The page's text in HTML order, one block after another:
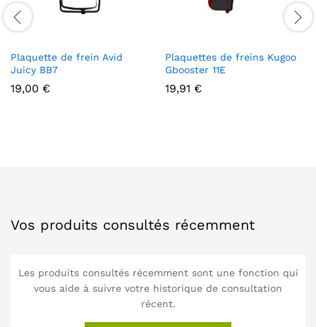
Plaquette de frein Avid
Juicy BB7
19,00 €
Plaquettes de freins Kugoo
Gbooster 11E
19,91 €
Vos produits consultés récemment
Les produits consultés récemment sont une fonction qui
vous aide à suivre votre historique de consultation
récent.